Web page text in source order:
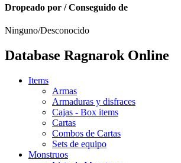
Dropeado por / Conseguido de
Ninguno/Desconocido
Database Ragnarok Online
Items
Armas
Armaduras y disfraces
Cajas - Box items
Cartas
Combos de Cartas
Sets de equipo
Monstruos